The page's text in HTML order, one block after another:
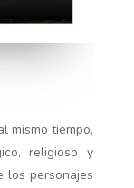
mismo tiempo,
religioso y
los personajes